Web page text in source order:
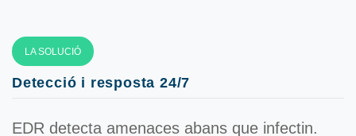
LA SOLUCIÓ
Detecció i resposta 24/7
EDR detecta amenaces abans que infectin.